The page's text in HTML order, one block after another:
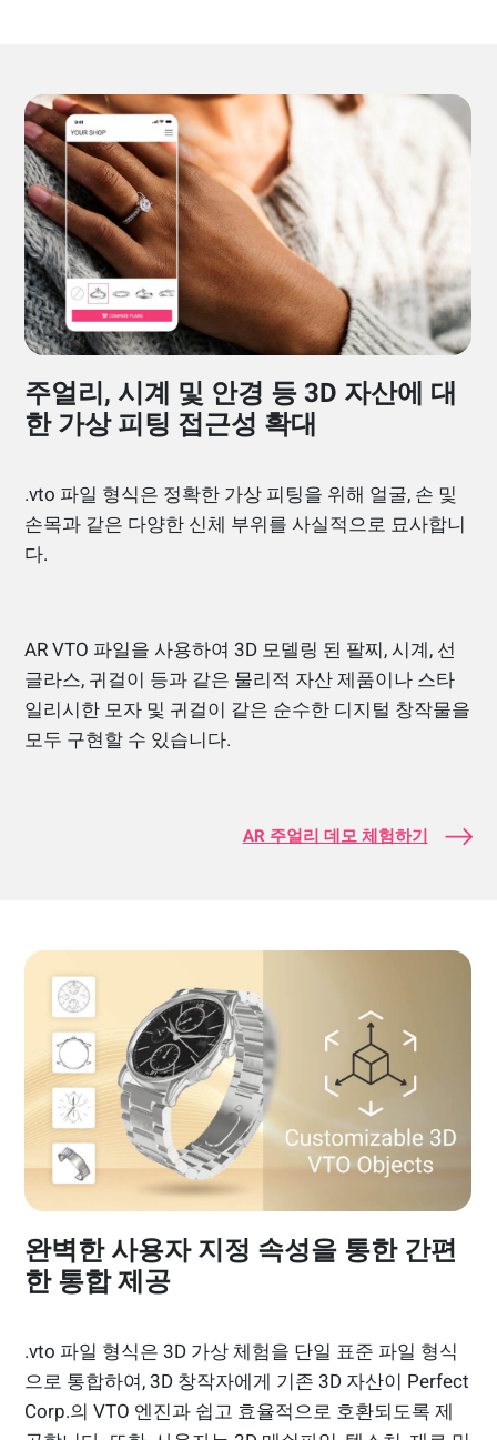
주얼리, 시계 및 안경 등 3D 자산에 대
한 가상 피팅 접근성 확대
.vto 파일 형식은 정확한 가상 피팅을 위해 얼굴, 손 및
손목과 같은 다양한 신체 부위를 사실적으로 묘사합니
다.
AR VTO 파일을 사용하여 3D 모델링 된 팔찌, 시계, 선
글라스, 귀걸이 등과 같은 물리적 자산 제품이나 스타
일리시한 모자 및 귀걸이 같은 순수한 디지털 창작물을
모두 구현할 수 있습니다.
AR 주얼리 데모 체험하기
완벽한 사용자 지정 속성을 통한 간편
한 통합 제공
.vto 파일 형식은 3D 가상 체험을 단일 표준 파일 형식
으로 통합하여, 3D 창작자에게 기존 3D 자산이 Perfect
Corp.의 VTO 엔진과 쉽고 효율적으로 호환되도록 제